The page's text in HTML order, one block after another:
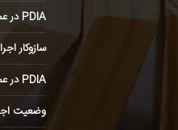
PDIA در عمل: شناسه‌گذاری بودجه و طبقه‌بندی آن
سازوکار
PDIA در عمل: تجربه مدیریت تعارض منافع در ایران
وضعیت